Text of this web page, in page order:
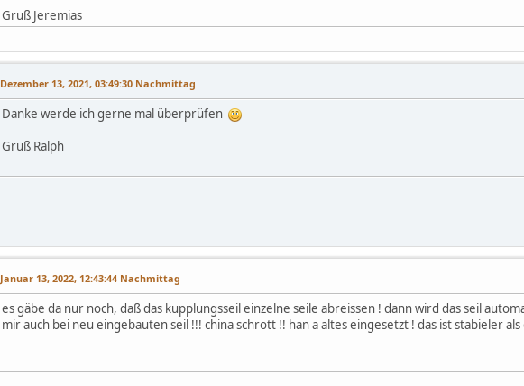
Gruß Jeremias
Dezember 13, 2021, 03:49:30 Nachmittag
Danke werde ich gerne mal überprüfen
Gruß Ralph
Januar 13, 2022, 12:43:44 Nachmittag
es gäbe da nur noch, daß das kupplungsseil einzelne seile abreissen ! dann wird das seil
mir auch bei neu eingebauten seil !!! china schrott !! han a altes eingesetzt ! das ist stabieler